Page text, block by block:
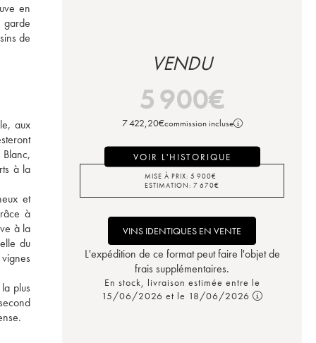
en
garde
de
aux
à la
et
à
à la
du
plus
VENDU
5 900€
7 422,20€commission incluse
VOIR L'HISTORIQUE
MISE À PRIX: 5 900€
ESTIMATION: 7 670€
VINS IDENTIQUES EN VENTE
L'expédition de ce format peut faire l'objet de
frais supplémentaires.
En stock, livraison estimée entre le
15/06/2026 et le 18/06/2026